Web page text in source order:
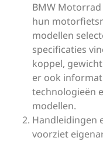
BMW
hun
modellen
specificaties
koppel,
er ook
technologieën
modellen.
Handleidingen
voorziet